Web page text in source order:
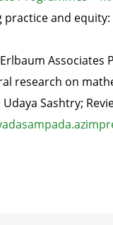
practice and
Associates
research on
Sashtry;